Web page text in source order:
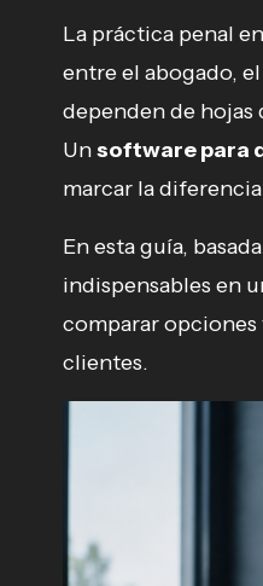
La práctica penal
entre el abogado,
dependen de hojas
Unsoftware para
marcar la
En esta guía,
indispensables en
comparar
clientes.